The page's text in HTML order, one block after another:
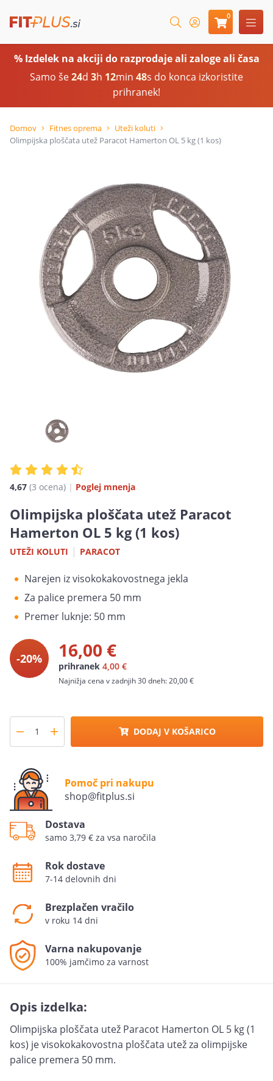
0
% Izdelek na akciji do razprodaje ali zaloge ali časa
Samo še24d 3h 12min 48s do konca izkoristite
prihranek!
Domov Fitnes oprema
Uteži koluti
Olimpijska ploščata utež Paracot Hamerton OL 5 kg (1 kos)
4,67 (3 ocena) | Poglej mnenja
Olimpijska ploščata utež Paracot
Hamerton OL 5 kg (1 kos)
UTEŽI KOLUTI | PARACOT
Narejen iz visokokakovostnega jekla
Za palice premera 50 mm
Premer luknje: 50 mm
-20% 16,00 €
prihranek 4,00 €
Najnižja cena v zadnjih 30 dneh:20,00 €
DODAJ V KOŠARICO
Pomoč pri nakupu
shop@fitplus.si
Dostava
samo 3,79 € za vsa naročila
Rok dostave
7-14 delovnih dni
Brezplačen vračilo
v roku 14 dni
Varna nakupovanje
100% jamčimo za varnost
Opis izdelka:
Olimpijska ploščata utež Paracot Hamerton OL 5 kg (1
kos) je visokokakovostna ploščata utež za olimpijske
palice premera 50 mm.